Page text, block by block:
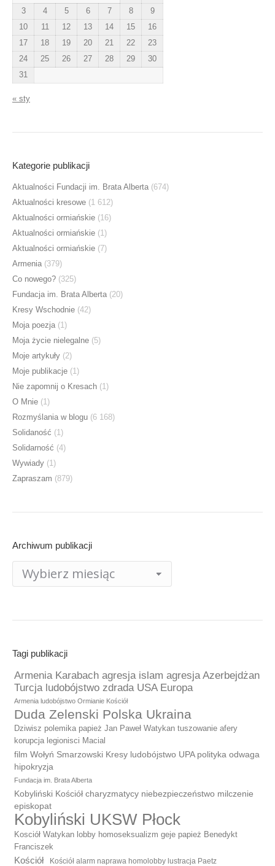
3 4 5 6 7 8
9
10
11 12 13 14 15
16
17
18 19 20 21 22
23
24
25 26 27 28 29
30
31
« sty
Kategorie publikacji
Aktualności Fundacji im. Brata Alberta (674)
Aktualności kresowe (1 612)
Aktualności ormiańskie (16)
Aktualności ormiańskie (1)
Aktualności ormiańskie (7)
Armenia (379)
Co nowego? (325)
Fundacja im. Brata Alberta (20)
Kresy Wschodnie (42)
Moja poezja (1)
Moja życie nielegalne (5)
Moje artykuły (2)
Moje publikacje (1)
Nie zapomnij o Kresach (1)
O Mnie (1)
Rozmyślania w blogu (6 168)
Solidaność (1)
Solidarność (4)
Wywiady (1)
Zapraszam (879)
Archiwum publikacji
publikacji
Tagi publikacji
Armenia Karabach agresja islam agresja Azerbejdżan
Turcja ludobójstwo zdrada USA Europa
Armenia ludobójstwo Ormianie Kościół
Duda Zelenski Polska Ukraina
Dziwisz polemika papież Jan Paweł Watykan tuszowanie afery
korupcja legionisci Macial
film Wołyń Smarzowski Kresy ludobójstwo UPA polityka odwaga
hipokryzja
Fundacja im. Brata Alberta
Kobyliński Kościół charyzmatycy niebezpieczeństwo milczenie
episkopat
Kobyliński UKSW Płock
Kosciół Watykan lobby homoseksualizm geje papież Benedykt
Franciszek
Kościół Kościół alarm naprawa homolobby lustracja Paetz